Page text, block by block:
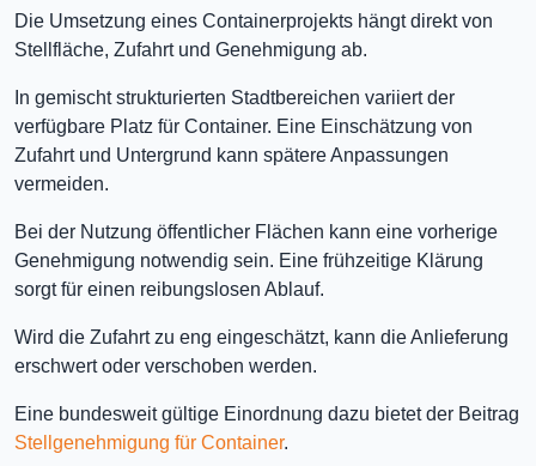
Die Umsetzung eines Containerprojekts hängt direkt von
Stellfläche, Zufahrt und Genehmigung ab.
In gemischt strukturierten Stadtbereichen variiert der
verfügbare Platz für Container. Eine Einschätzung von
Zufahrt und Untergrund kann spätere Anpassungen
vermeiden.
Bei der Nutzung öffentlicher Flächen kann eine vorherige
Genehmigung notwendig sein. Eine frühzeitige Klärung
sorgt für einen reibungslosen Ablauf.
Wird die Zufahrt zu eng eingeschätzt, kann die Anlieferung
erschwert oder verschoben werden.
Eine bundesweit gültige Einordnung dazu bietet der Beitrag
Stellgenehmigung für Container.